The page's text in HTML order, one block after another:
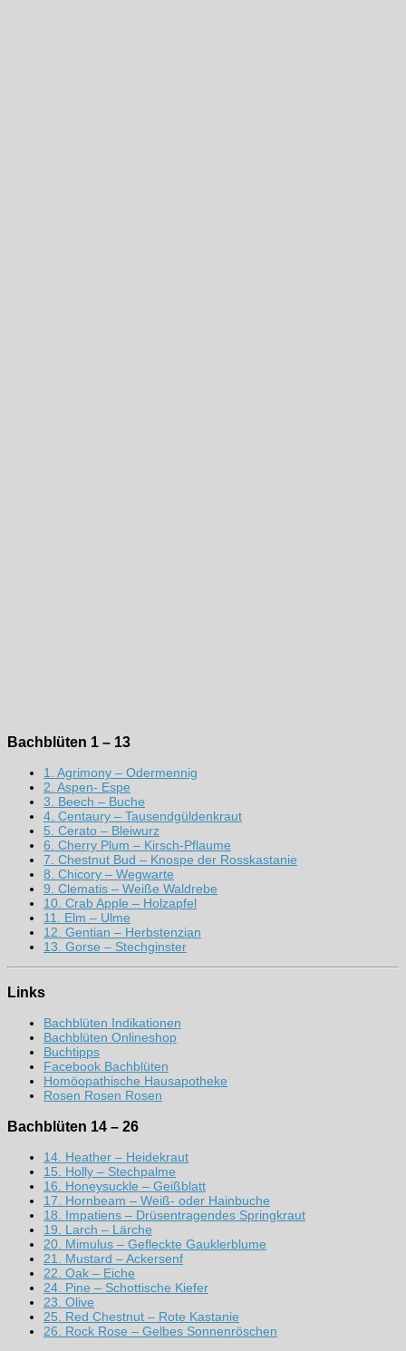
Bachblüten 1 – 13
1. Agrimony – Odermennig
2. Aspen- Espe
3. Beech – Buche
4. Centaury – Tausendgüldenkraut
5. Cerato – Bleiwurz
6. Cherry Plum – Kirsch-Pflaume
7. Chestnut Bud – Knospe der Rosskastanie
8. Chicory – Wegwarte
9. Clematis – Weiße Waldrebe
10. Crab Apple – Holzapfel
11. Elm – Ulme
12. Gentian – Herbstenzian
13. Gorse – Stechginster
Links
Bachblüten Indikationen
Bachblüten Onlineshop
Buchtipps
Facebook Bachblüten
Homöopathische Hausapotheke
Rosen Rosen Rosen
Bachblüten 14 – 26
14. Heather – Heidekraut
15. Holly – Stechpalme
16. Honeysuckle – Geißblatt
17. Hornbeam – Weiß- oder Hainbuche
18. Impatiens – Drüsentragendes Springkraut
19. Larch – Lärche
20. Mimulus – Gefleckte Gauklerblume
21. Mustard – Ackersenf
22. Oak – Eiche
24. Pine – Schottische Kiefer
23. Olive
25. Red Chestnut – Rote Kastanie
26. Rock Rose – Gelbes Sonnenröschen